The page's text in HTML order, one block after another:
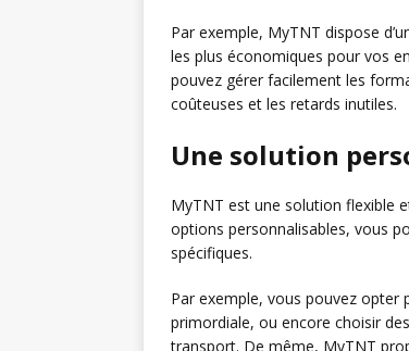
Par exemple, MyTNT dispose
les plus économiques pour vos
pouvez gérer facilement les
coûteuses et les retards inutiles.
Une solution
MyTNT est une solution flexible
options personnalisables, vous
spécifiques.
Par exemple, vous pouvez opter
primordiale, ou encore choisir
transport. De même, MyTNT